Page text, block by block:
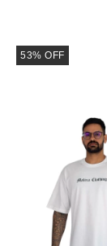
53% OFF